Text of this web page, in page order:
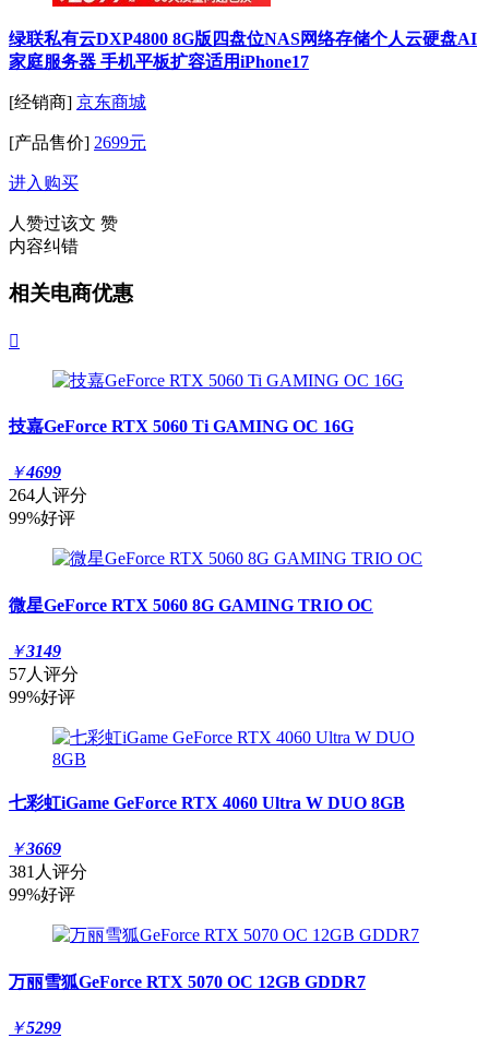
绿联私有云DXP4800 8G版四盘位NAS网络存储个人云硬盘AI
家庭服务器 手机平板扩容适用iPhone17
[经销商] 京东商城
[产品售价] 2699元
进入购买
人赞过该文 赞
内容纠错
相关电商优惠

技嘉GeForce RTX 5060 Ti GAMING OC 16G
￥4699
264人评分
99%好评
微星GeForce RTX 5060 8G GAMING TRIO OC
￥3149
57人评分
99%好评
七彩虹iGame GeForce RTX 4060 Ultra W DUO 8GB
￥3669
381人评分
99%好评
万丽雪狐GeForce RTX 5070 OC 12GB GDDR7
￥5299